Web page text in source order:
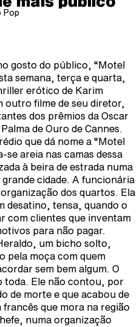
Pop
gosto do público, “Motel
semana, terça e quarta,
erótico de Karim
outro filme de seu diretor,
dos prêmios da Oscar
de Ouro de Cannes.
que dá nome a “Motel
se areia nas camas dessa
à beira de estrada numa
cidade. A funcionária
dos quartos. Ela
desatino, tensa, quando o
com clientes que inventam
para não pagar.
um bicho solto,
pela moça com quem
sem bem algum. O
toda. Ele não contou, por
de morte e que acabou de
que mora na região
numa organização